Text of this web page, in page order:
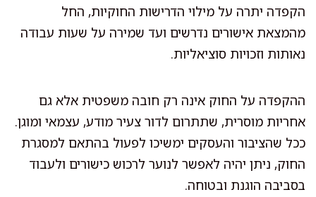
הקפדה יתרה על מילוי הדרישות החוקיות, החל
מהמצאת אישורים נדרשים ועד שמירה על שעות עבודה
נאותות וזכויות סוציאליות.
ההקפדה על החוק אינה רק חובה משפטית אלא גם
אחריות מוסרית, שתתרום לדור צעיר מודע, עצמאי ומוגן.
ככל שהציבור והעסקים ימשיכו לפעול בהתאם למסגרת
החוק, ניתן יהיה לאפשר לנוער לרכוש כישורים ולעבוד
בסביבה הוגנת ובטוחה.